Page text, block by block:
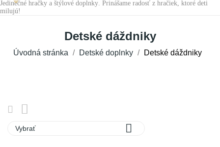
Jedinečné hračky a štýlové doplnky. Prinášame radosť z hračiek, ktoré deti
milujú!
Detské dáždniky
Úvodná stránka Detské doplnky Detské dáždniky
Vybrať 